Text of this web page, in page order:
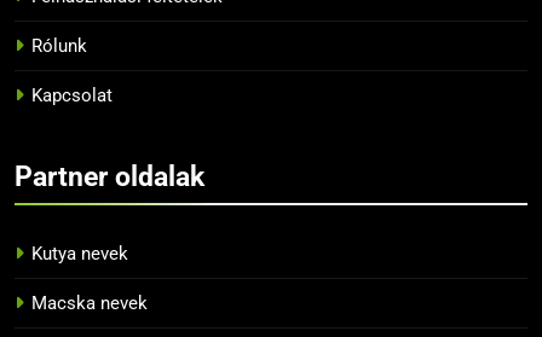
helyesen a papagájunkat
13
14
számára
Rólunk
Kapcsolat
Partner oldalak
Kutya nevek
Macska nevek